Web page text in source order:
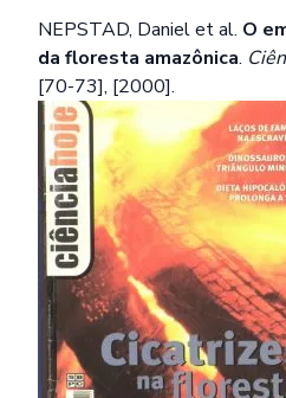
NEPSTAD, Daniel et al. O
da floresta amazônica.
[70-73], [2000].